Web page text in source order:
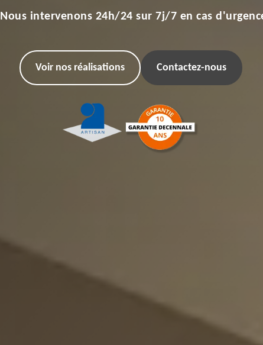
Nous intervenons 24h/24 sur 7j/7 en cas
Voir nos réalisations Contactez-nous